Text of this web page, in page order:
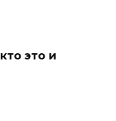
это и